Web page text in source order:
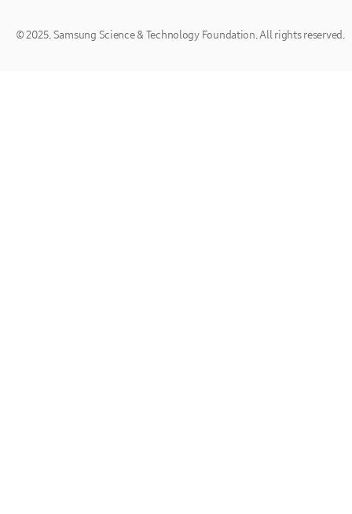
© 2025. Samsung Science & Technology Foundation. All rights reserved.